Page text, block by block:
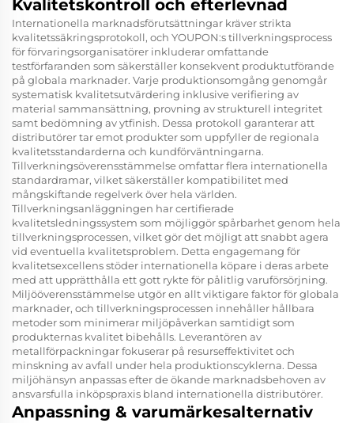
Kvalitetskontroll och efterlevnad
Internationella marknadsförutsättningar kräver strikta
kvalitetssäkringsprotokoll, och YOUPON:s tillverkningsprocess
för förvaringsorganisatörer inkluderar omfattande
testförfaranden som säkerställer konsekvent produktutförande
på globala marknader. Varje produktionsomgång genomgår
systematisk kvalitetsutvärdering inklusive verifiering av
material sammansättning, provning av strukturell integritet
samt bedömning av ytfinish. Dessa protokoll garanterar att
distributörer tar emot produkter som uppfyller de regionala
kvalitetsstandarderna och kundförväntningarna.
Tillverkningsöverensstämmelse omfattar flera internationella
standardramar, vilket säkerställer kompatibilitet med
mångskiftande regelverk över hela världen.
Tillverkningsanläggningen har certifierade
kvalitetsledningssystem som möjliggör spårbarhet genom hela
tillverkningsprocessen, vilket gör det möjligt att snabbt agera
vid eventuella kvalitetsproblem. Detta engagemang för
kvalitetsexcellens stöder internationella köpare i deras arbete
med att upprätthålla ett gott rykte för pålitlig varuförsörjning.
Miljööverensstämmelse utgör en allt viktigare faktor för globala
marknader, och tillverkningsprocessen innehåller hållbara
metoder som minimerar miljöpåverkan samtidigt som
produkternas kvalitet bibehålls. Leverantören av
metallförpackningar fokuserar på resurseffektivitet och
minskning av avfall under hela produktionscyklerna. Dessa
miljöhänsyn anpassas efter de ökande marknadsbehoven av
ansvarsfulla inköpspraxis bland internationella distributörer.
Anpassning & varumärkesalternativ